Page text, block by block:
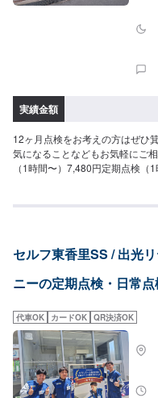
実績金額
12ヶ月点検をお考えの方はぜひ
気になることなどもお気軽にご
（1時間〜）7,480円定期点検
セルフ東香里SS / 出光
ニーの定期点検・日常
代車OK カードOK QR決済OK